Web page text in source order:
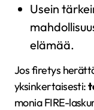
Usein
elämää.
Jos firetys
yksinkertaisesti:
monia FIRE-